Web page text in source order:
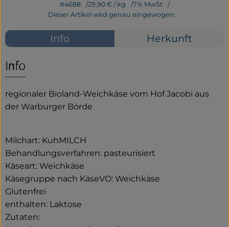
So geht's
Über uns
Neues vom Hof
#4688 29,90 € / kg
7% MwSt
Dieser Artikel wird genau eingewogen.
Info Herkunft
Info
regionaler Bioland-Weichkäse vom Hof Jacobi aus
der Warburger Börde
Milchart: KuhMILCH
Behandlungsverfahren: pasteurisiert
Käseart: Weichkäse
Käsegruppe nach KäseVO: Weichkäse
Glutenfrei
enthalten: Laktose
Zutaten: